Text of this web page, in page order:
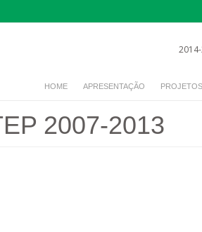
HOME APRESENTAÇÃO
2007-2013